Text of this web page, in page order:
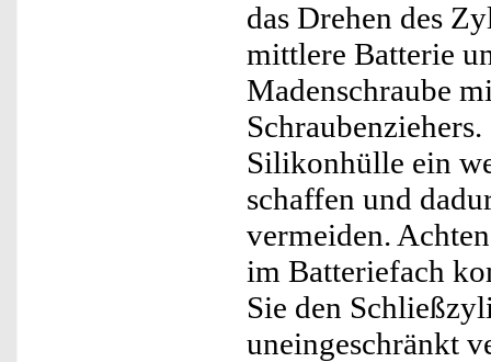
das Drehen des
mittlere Batterie
Madenschraube
Silikonhülle ein
schaffen und
vermeiden.
im Batteriefach
Sie den
uneingeschränkt